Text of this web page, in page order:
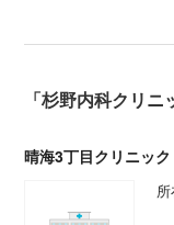
「杉野内科クリ
晴海3丁目クリニック